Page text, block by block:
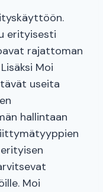
erityisesti
rajattoman
Moi
useita
hallintaan
Moi